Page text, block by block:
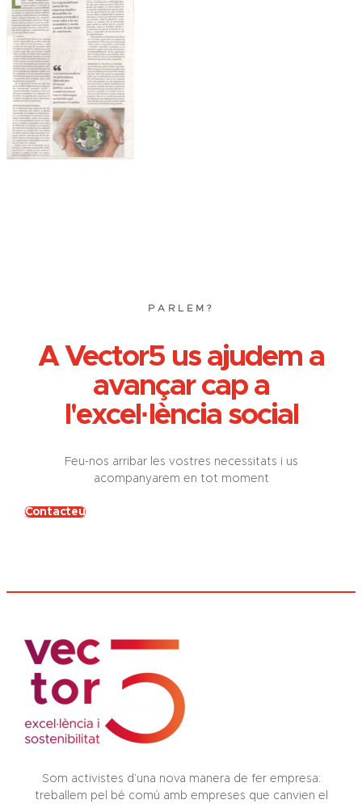
PARLEM?
A Vector5 us ajudem a
avançar cap a
l'excel·lència social
Feu-nos arribar les vostres necessitats i us
acompanyarem en tot moment
Contacteu
Som activistes d’una nova manera de fer empresa:
treballem pel bé comú amb empreses que canvien el